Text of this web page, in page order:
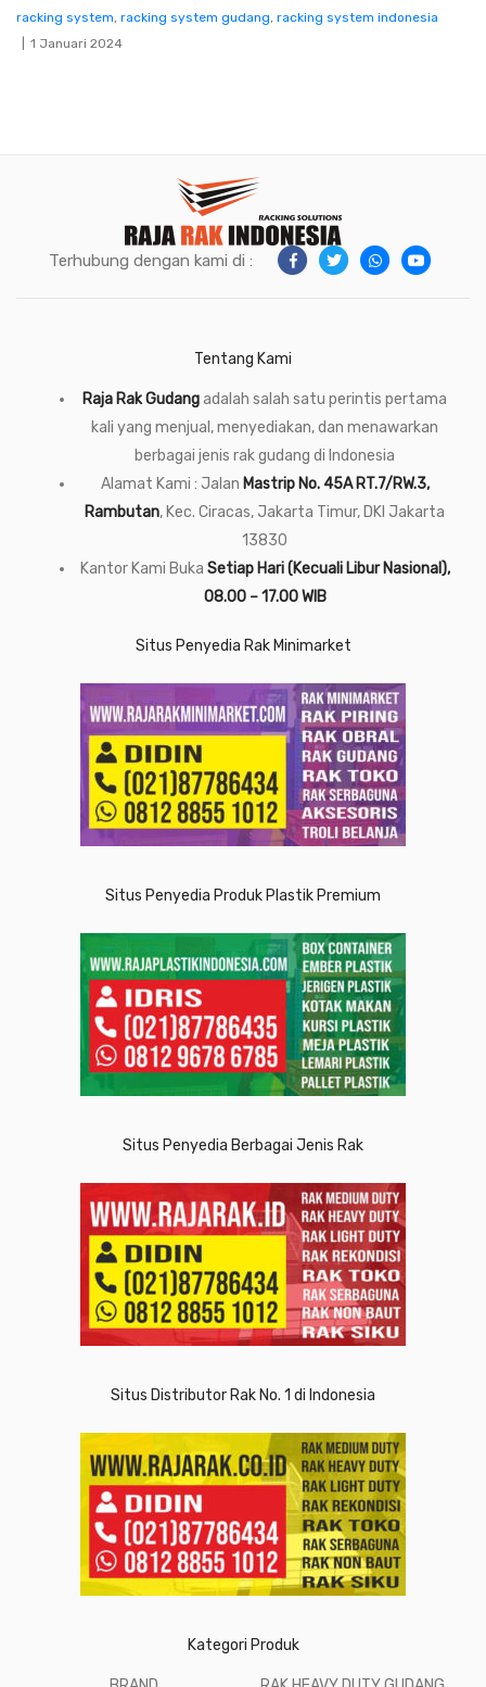
racking system, racking system gudang, racking system indonesia
1 Januari 2024
Terhubung dengan kami di :
Tentang Kami
Raja Rak Gudangadalah salah satu perintis pertama
kali yang menjual, menyediakan, dan menawarkan
berbagai jenis rak gudang di Indonesia
Alamat Kami : Jalan Mastrip No. 45A RT.7/RW.3,
Rambutan, Kec. Ciracas, Jakarta Timur, DKI Jakarta
13830
Kantor Kami Buka Setiap Hari (Kecuali Libur Nasional),
08.00 – 17.00 WIB
Situs Penyedia Rak Minimarket
Situs Penyedia Produk Plastik Premium
Situs Penyedia Berbagai Jenis Rak
Situs Distributor Rak No. 1 di Indonesia
Kategori Produk